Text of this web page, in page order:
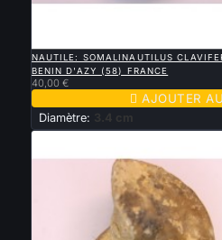
NAUTILE: SOMALINAUTILUS
BENIN D'AZY (58) FRANCE
40,00 €
 AJOUTER
Diamètre: 3.4 cm